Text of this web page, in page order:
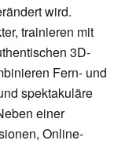
wird.
trainieren mit
3D-
Fern- und
spektakuläre
einer
Online-